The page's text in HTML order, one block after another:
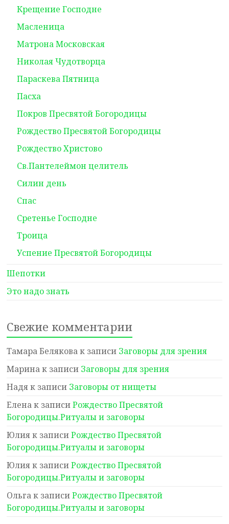
Крещение Господне
Масленица
Матрона Московская
Николая Чудотворца
Параскева Пятница
Пасха
Покров Пресвятой Богородицы
Рождество Пресвятой Богородицы
Рождество Христово
Св.Пантелеймон целитель
Силин день
Спас
Сретенье Господне
Троица
Успение Пресвятой Богородицы
Шепотки
Это надо знать
Свежие комментарии
Тамара Беляковак записи Заговоры для зрения
Маринак записи Заговоры для зрения
Надяк записи Заговоры от нищеты
Еленак записиРождество Пресвятой
Богородицы.Ритуалы и заговоры
Юлияк записиРождество Пресвятой
Богородицы.Ритуалы и заговоры
Юлияк записиРождество Пресвятой
Богородицы.Ритуалы и заговоры
Ольгак записиРождество Пресвятой
Богородицы.Ритуалы и заговоры